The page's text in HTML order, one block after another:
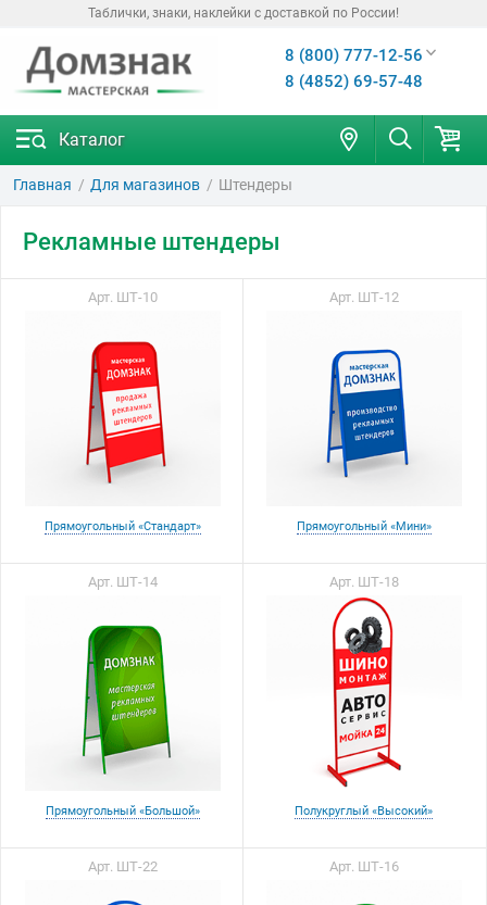
Таблички, знаки, наклейки с доставкой по России!
8 (800) 777-12-56
8 (4852) 69-57-48
Каталог
Главная Для магазинов Штендеры
Рекламные штендеры
Арт. ШТ-10
Прямоугольный «Стандарт»
Арт. ШТ-12
Прямоугольный «Мини»
Арт. ШТ-14
Прямоугольный «Большой»
Арт. ШТ-18
Полукруглый «Высокий»
Арт. ШТ-22 Арт. ШТ-16